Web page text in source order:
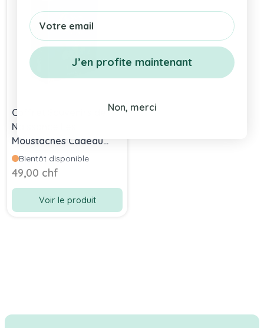
Coffret Souvenirs de
Naissance Les
Moustaches Cadeau
Moulin Roty, en français
Bientôt disponible
49,00 chf
Voir le produit
Email
J’en profite maintenant
Non, merci